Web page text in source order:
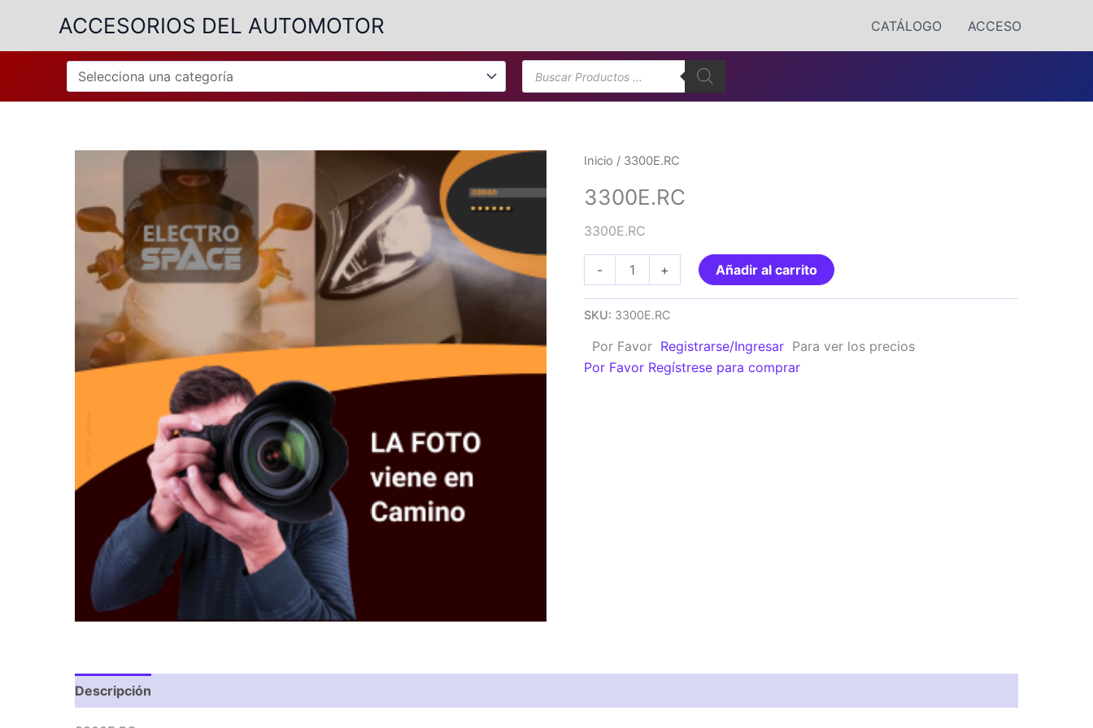
contenido
ACCESORIOS DEL AUTOMOTOR CATÁLOGO ACCESO
Búsqueda
de
productos
Inicio / 3300E.RC
3300E.RC
3300E.RC
-
3300E.RC
cantidad
+ Añadir al carrito
SKU: 3300E.RC
Por Favor Registrarse/Ingresar Para ver los precios
Por Favor Regístrese para comprar
Descripción